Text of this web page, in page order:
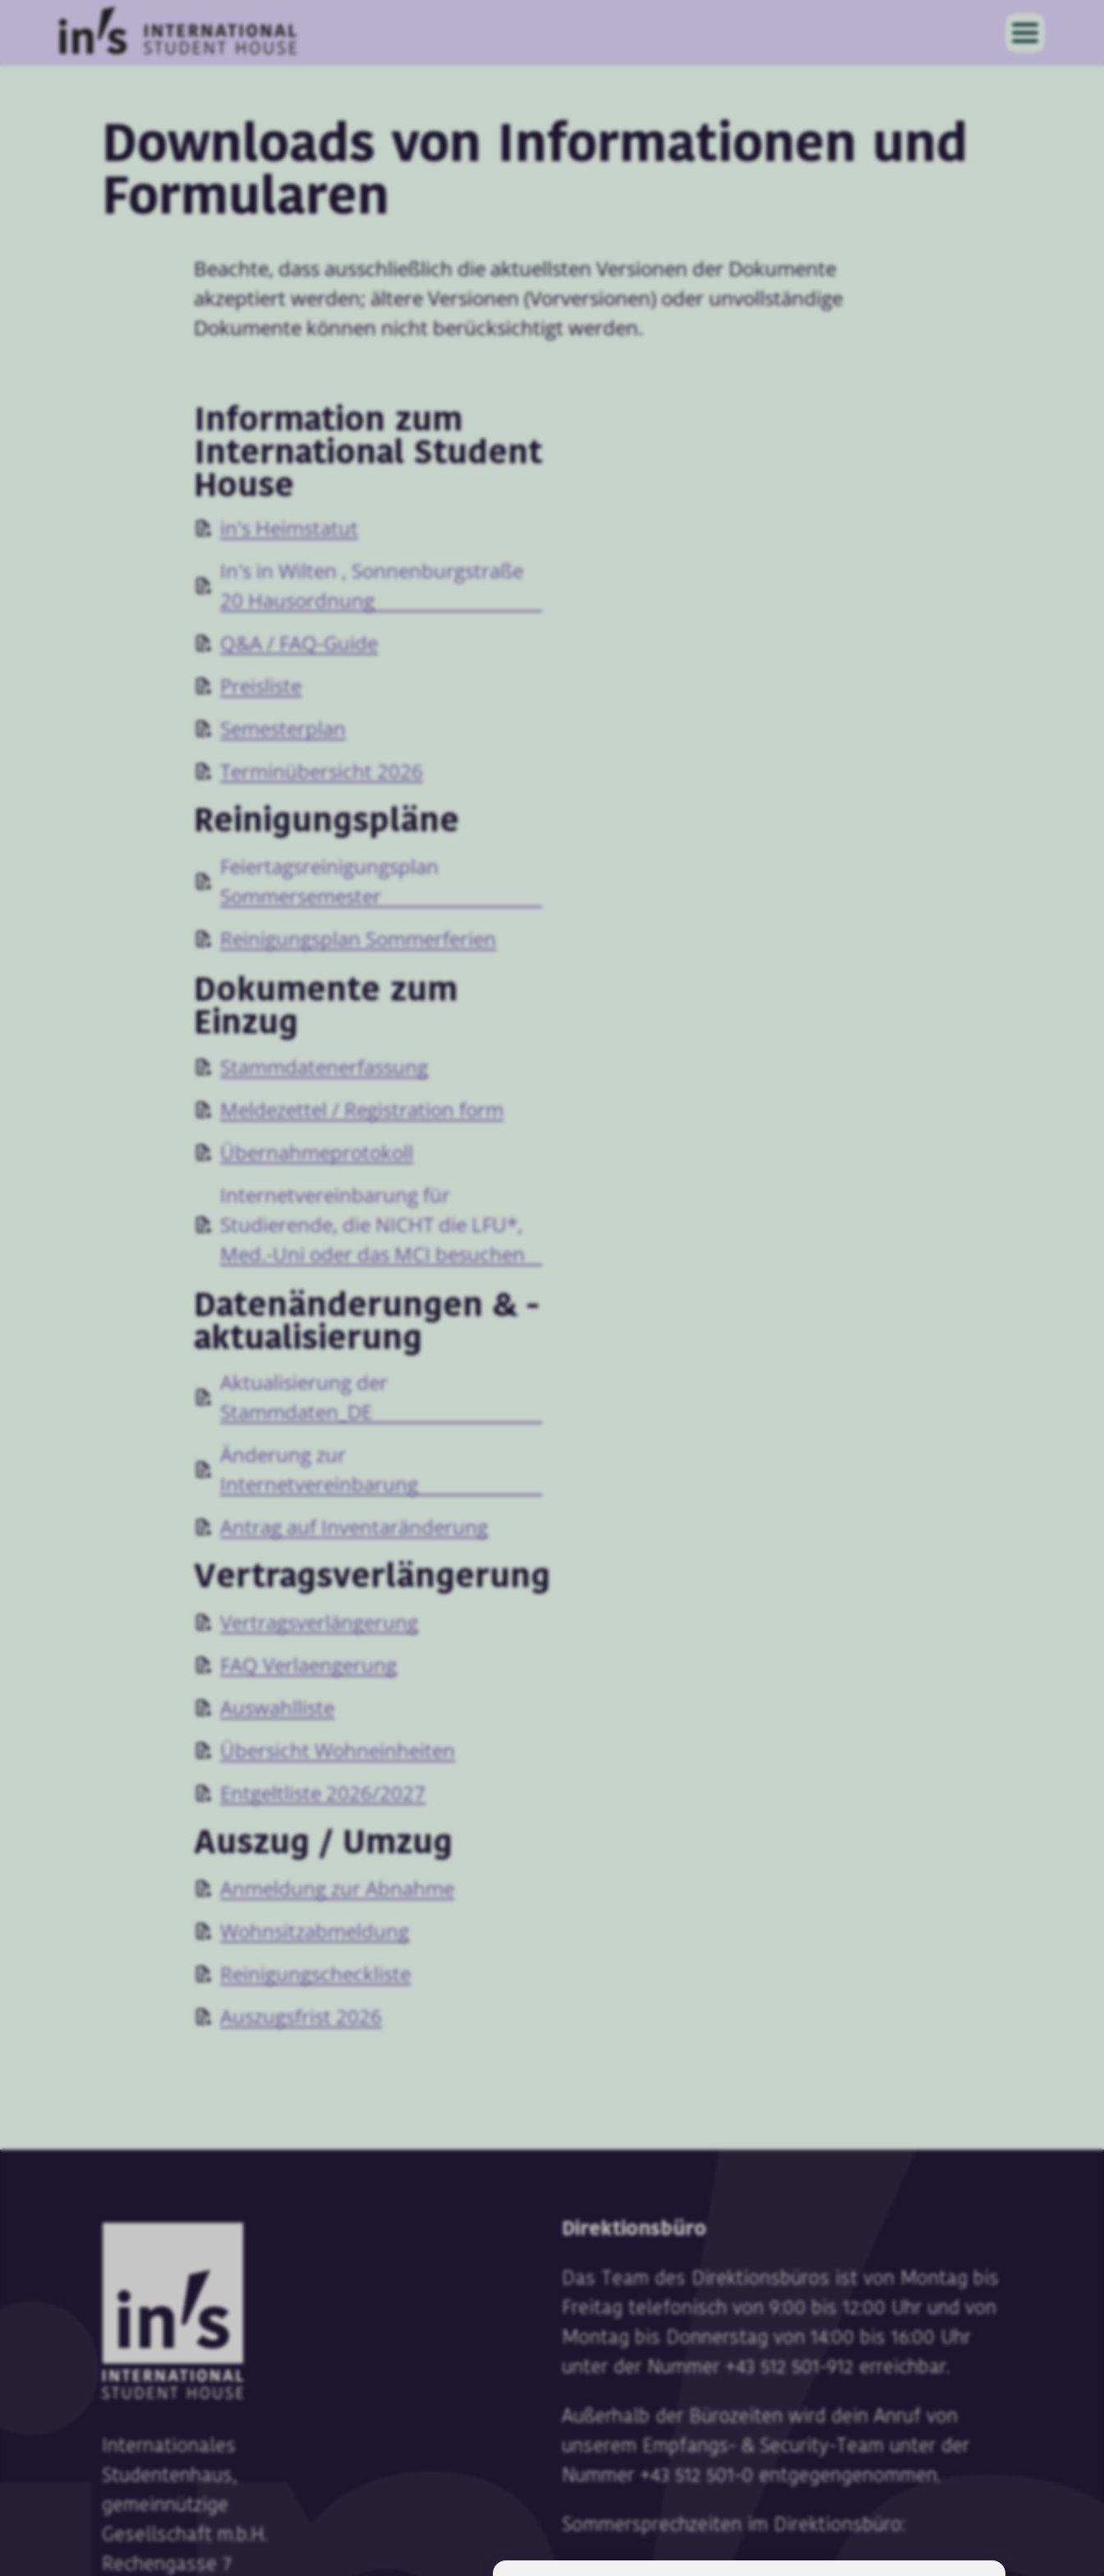
Downloads von Informationen und
Formularen
Beachte, dass ausschließlich die aktuellsten Versionen der Dokumente
akzeptiert werden; ältere Versionen (Vorversionen) oder unvollständige
Dokumente können nicht berücksichtigt werden.
Information zum
International Student
House
in's Heimstatut
In's in Wilten , Sonnenburgstraße
20 Hausordnung
Q&A / FAQ-Guide
Preisliste
Semesterplan
Terminübersicht 2026
Reinigungspläne
Feiertagsreinigungsplan
Sommersemester
Reinigungsplan Sommerferien
Dokumente zum
Einzug
Stammdatenerfassung
Meldezettel / Registration form
Übernahmeprotokoll
Internetvereinbarung für
Studierende, die NICHT die LFU*,
Med.-Uni oder das MCI besuchen
Datenänderungen & -
aktualisierung
Aktualisierung der
Stammdaten_DE
Änderung zur
Internetvereinbarung
Antrag auf Inventaränderung
Vertragsverlängerung
Vertragsverlängerung
FAQ Verlaengerung
Auswahlliste
Übersicht Wohneinheiten
Entgeltliste 2026/2027
Auszug / Umzug
Anmeldung zur Abnahme
Wohnsitzabmeldung
Reinigungscheckliste
Auszugsfrist 2026
Internationales
Studentenhaus,
gemeinnützige
Gesellschaft m.b.H.
Rechengasse 7
Direktionsbüro
Das Team des Direktionsbüros ist von Montag bis
Freitag telefonisch von 9:00 bis 12:00 Uhr und von
Montag bis Donnerstag von 14:00 bis 16:00 Uhr
unter der Nummer +43 512 501-912 erreichbar.
Außerhalb der Bürozeiten wird dein Anruf von
unserem Empfangs- & Security-Team unter der
Nummer +43 512 501-0 entgegengenommen.
Sommersprechzeiten im Direktionsbüro: